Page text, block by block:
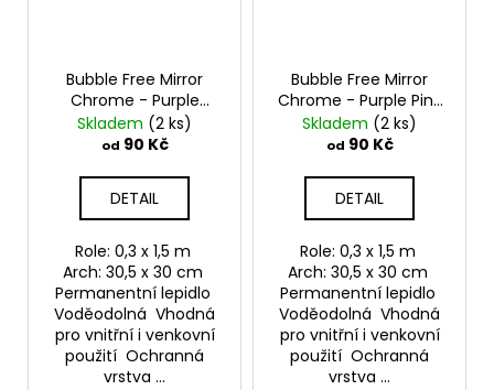
Bubble Free Mirror
Chrome - Purple
MagicSamolepící
vinylová folie
Skladem (2 ks)
od 90 Kč
DETAIL
Role: 0,3 x 1,5 m
Arch: 30,5 x 30 cm
Permanentní lepidlo
Voděodolná Vhodná
pro vnitřní i venkovní
použití Ochranná
vrstva ...
Bubble Free Mirror
Chrome - Purple Pink
Samolepící vinylová
folie TeckWrap
Skladem (2 ks)
od 90 Kč
DETAIL
Role: 0,3 x 1,5 m
Arch: 30,5 x 30 cm
Permanentní lepidlo
Voděodolná Vhodná
pro vnitřní i venkovní
použití Ochranná
vrstva ...